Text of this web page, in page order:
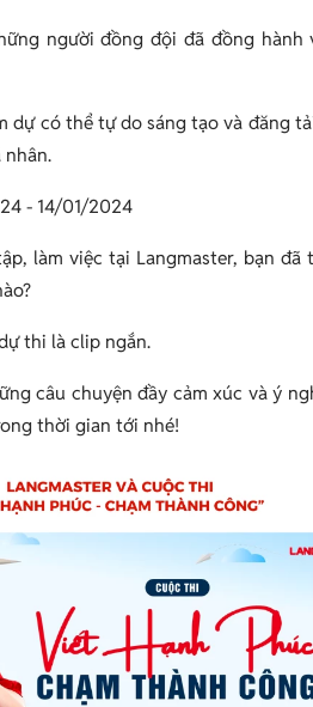
người đồng đội đã đồng hành
dự có thể tự do sáng tạo và đăng
nhân.
- 14/01/2024
làm việc tại Langmaster, bạn
thi là clip ngắn.
câu chuyện đầy cảm xúc và ý
thời gian tới nhé!